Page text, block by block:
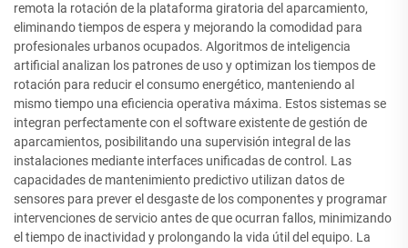
remota la rotación de la plataforma giratoria del aparcamiento,
eliminando tiempos de espera y mejorando la comodidad para
profesionales urbanos ocupados. Algoritmos de inteligencia
artificial analizan los patrones de uso y optimizan los tiempos de
rotación para reducir el consumo energético, manteniendo al
mismo tiempo una eficiencia operativa máxima. Estos sistemas se
integran perfectamente con el software existente de gestión de
aparcamientos, posibilitando una supervisión integral de las
instalaciones mediante interfaces unificadas de control. Las
capacidades de mantenimiento predictivo utilizan datos de
sensores para prever el desgaste de los componentes y programar
intervenciones de servicio antes de que ocurran fallos, minimizando
el tiempo de inactividad y prolongando la vida útil del equipo. La